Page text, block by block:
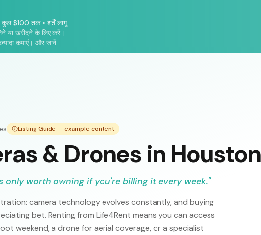
कुल $100 तक• शर्तें लागू
या खरीदने के लिए करें।
कमाएं। और जानें
Listing Guide — example content
& Drones in Houston
only worth owning if you're billing it every week."
camera technology evolves constantly, and buying
bet. Renting from Life4Rent means you can access
weekend, a drone for aerial coverage, or a specialist